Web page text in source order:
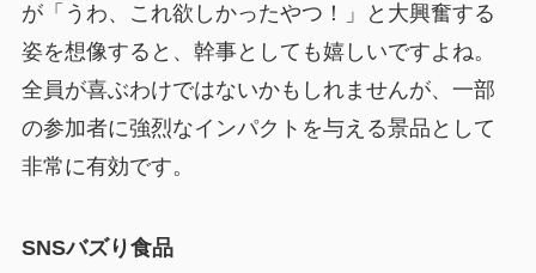
が「うわ、これ欲しかったやつ！」と大興奮する
姿を想像すると、幹事としても嬉しいですよね。
全員が喜ぶわけではないかもしれませんが、一部
の参加者に強烈なインパクトを与える景品 として
非常に有効です。
SNSバズり食品